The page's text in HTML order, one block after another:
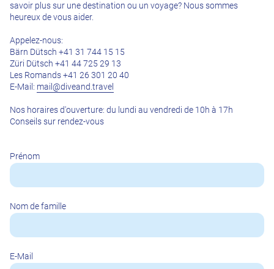
savoir plus sur une destination ou un voyage? Nous sommes
heureux de vous aider.
Appelez-nous:
Bärn Dütsch +41 31 744 15 15
Züri Dütsch +41 44 725 29 13
Les Romands +41 26 301 20 40
E-Mail: mail@diveand.travel
Nos horaires d'ouverture: du lundi au vendredi de 10h à 17h
Conseils sur rendez-vous
Prénom
Nom de famille
E-Mail